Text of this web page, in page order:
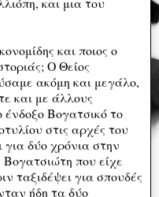
και ποιος ο
Ο Θείος
ακόμη και μεγάλο,
και με άλλους
ένδοξο Βογατσικό το
στις αρχές του
για δύο χρόνια στην
που είχε
ταξιδέψει για σπουδές
ήδη τα δύο